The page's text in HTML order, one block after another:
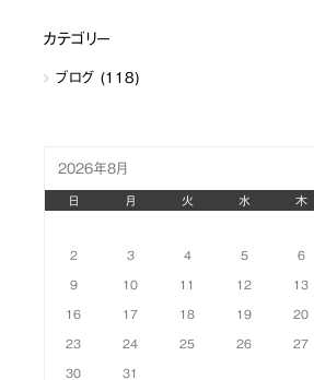
カテゴリー
ブログ (118)
2026年8月
日 月 火 水 木
2 3 4 5 6
9 10 11 12 13
16 17 18 19 20
23 24 25 26 27
30 31